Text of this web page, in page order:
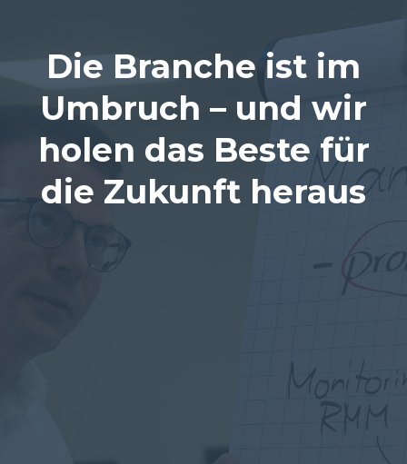
Die Branche ist im
Umbruch – und wir
holen das Beste für
die Zukunft heraus